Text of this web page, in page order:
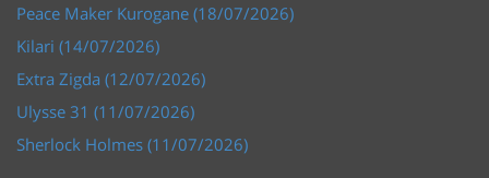
Peace Maker Kurogane (18/07/2026)
Kilari (14/07/2026)
Extra Zigda (12/07/2026)
Ulysse 31 (11/07/2026)
Sherlock Holmes (11/07/2026)